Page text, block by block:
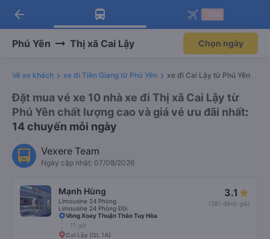
Tải app Vexere ngay!
Nhận ưu đãi thành viên độc
Mở app
Tải app Vexere
-30k/ghế khi đặt vé máy bay qua
Mở app
arrow_back
Phú Yên Thị xã Cai Lậy Chọn ngày
Vé xe khách xe đi Tiền Giang từ Phú Yên xe đi Cai Lậy từ Phú Yên
Đặt mua vé xe 10 nhà xe đi Thị xã Cai Lậy từ
Phú Yên chất lượng cao và giá vé ưu đãi nhất:
14 chuyến mỗi ngày
Vexere Team
Ngày cập nhật: 07/08/2026
Mạnh Hùng
Limousine 24 Phòng
Limousine 24 Phòng Đôi
3.1
(381 đánh giá)
Vòng Xoay Thuận Thảo Tuy Hòa
11 giờ
Cai Lậy (QL 1A)